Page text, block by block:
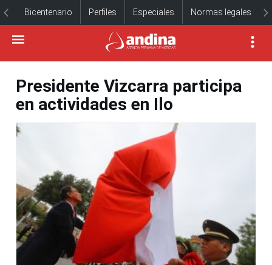
Bicentenario Perfiles Especiales Normas legales
Presidente Vizcarra participa
en actividades en Ilo